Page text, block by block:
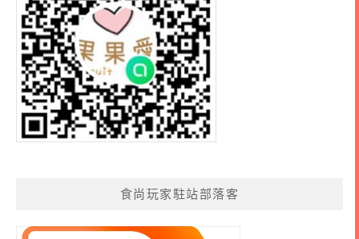
食尚玩家駐站部落客